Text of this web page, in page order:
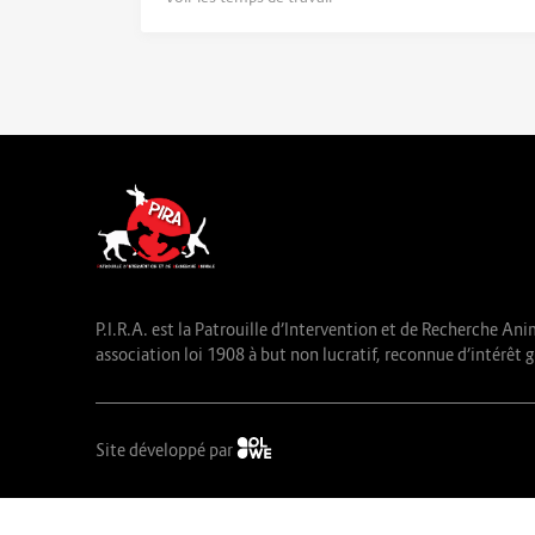
P.I.R.A. est la Patrouille d’Intervention et de Recherche
association loi 1908 à but non lucratif, reconnue d’intérêt
Site développé par